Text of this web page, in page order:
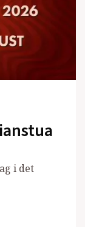
i det